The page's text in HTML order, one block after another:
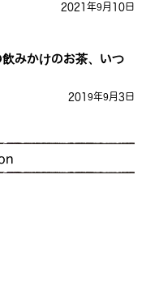
2021年9月10日
みかけのお茶、いつ
2019年9月3日